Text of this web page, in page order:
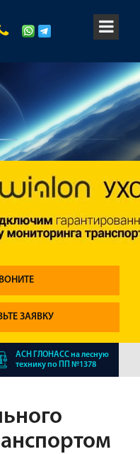
ЗАЯВКУ
АСН ГЛОНАСС на лесную
технику по ПП №1378